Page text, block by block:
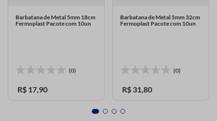
Barbatana de Metal 5mm 18cm
Fermoplast Pacote com 10un
(0)
R$ 17,90
Barbatana de Metal 5mm 32cm
Fermoplast Pacote com 10un
(0)
R$ 31,80